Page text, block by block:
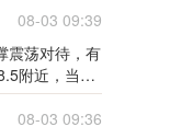
币08-03 09:39
震荡对待，有
附近，当前
虑离场。 指
08-03 09:36